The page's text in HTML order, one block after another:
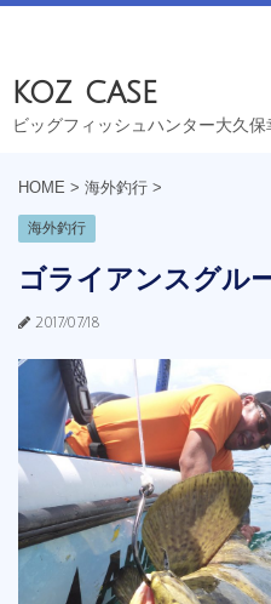
koz case
ビッグフィッシュハンター大久
HOME > 海外釣行 >
海外釣行
ゴライアンスグル
2017/07/18